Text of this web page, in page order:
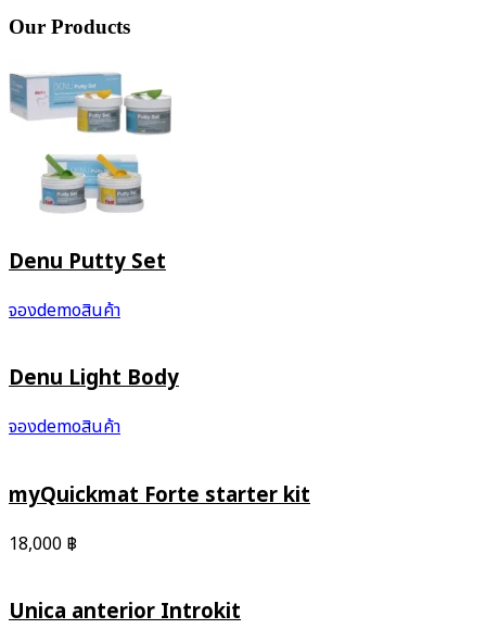
Our Products
Denu Putty Set
จองdemoสินค้า
Denu Light Body
จองdemoสินค้า
myQuickmat Forte starter kit
18,000 ฿
Unica anterior Introkit